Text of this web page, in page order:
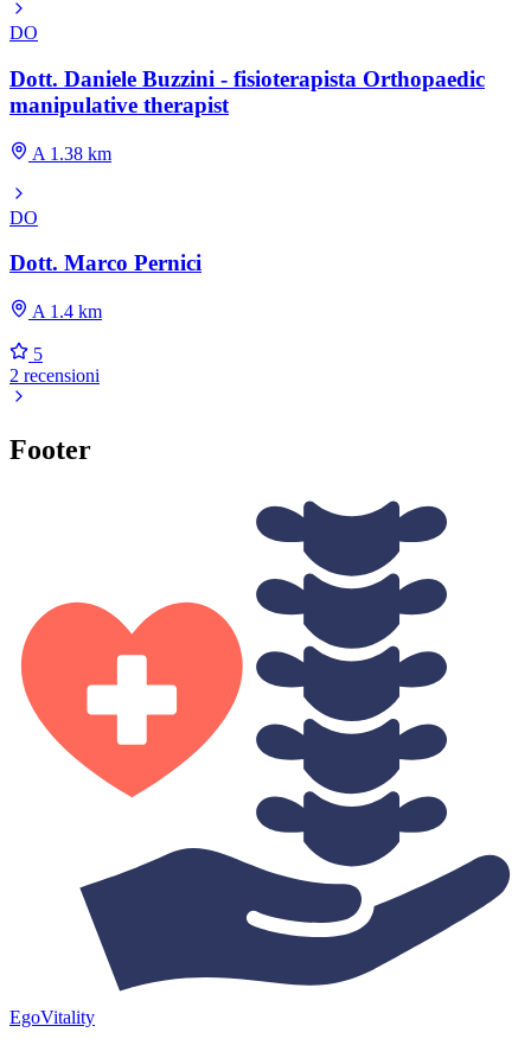
DO
Dott. Daniele Buzzini - fisioterapista Orthopaedic
manipulative therapist
A 1.38 km
DO
Dott. Marco Pernici
A 1.4 km
5
2 recensioni
Footer
EgoVitality